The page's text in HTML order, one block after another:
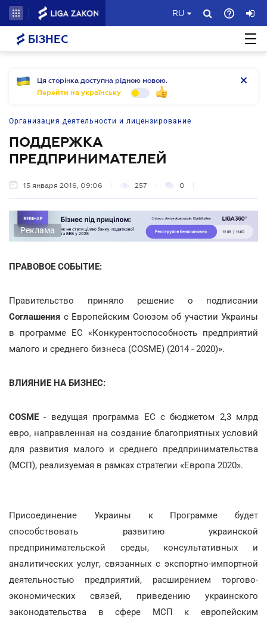
RU
БІЗНЕС
Ця сторінка доступна рідною мовою.
Перейти на українську
Организация деятельности и лицензирование
ПОДДЕРЖКА
ПРЕДПРИНИМАТЕЛЕЙ
15 января 2016, 09:06 257 0
Реклама
ПРАВОВОЕ СОБЫТИЕ:
Правительство приняло решение о подписании
Соглашения с Европейским Союзом об участии Украины
в программе ЕС «Конкурентоспособность предприятий
малого и среднего бизнеса (COSME) (2014 - 2020)».
ВЛИЯНИЕ НА БИЗНЕС:
COSME - ведущая программа ЕС с бюджетом 2,3 млрд
евро, направленная на создание благоприятных условий
для развития малого и среднего предпринимательства
(МСП), реализуемая в рамках стратегии «Европа 2020».
Присоединение Украины к Программе будет
способствовать развитию украинской
предпринимательской среды, консультативных и
аналитических услуг, связанных с экспортно-импортной
деятельностью предприятий, расширением торгово-
экономических связей, приведению украинского
законодательства в сфере МСП к европейским